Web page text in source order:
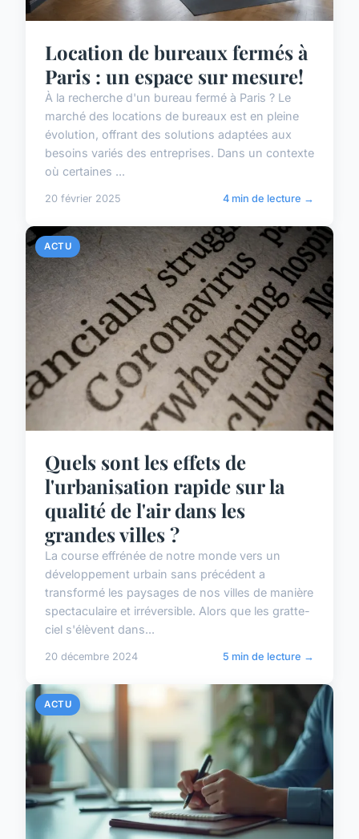
Location de bureaux fermés à
Paris : un espace sur mesure!
À la recherche d'un bureau fermé à Paris ? Le
marché des locations de bureaux est en pleine
évolution, offrant des solutions adaptées aux
besoins variés des entreprises. Dans un contexte
où certaines ...
20 février 2025 4 min de lecture →
ACTU
Quels sont les effets de
l'urbanisation rapide sur la
qualité de l'air dans les
grandes villes ?
La course effrénée de notre monde vers un
développement urbain sans précédent a
transformé les paysages de nos villes de manière
spectaculaire et irréversible. Alors que les gratte-
ciel s'élèvent dans...
20 décembre 2024 5 min de lecture →
ACTU